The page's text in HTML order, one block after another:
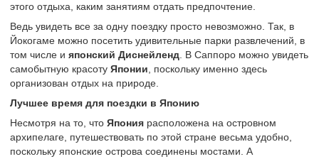
этого отдыха, каким занятиям отдать предпочтение.
Ведь увидеть все за одну поездку просто невозможно. Так, в
Йокогаме можно посетить удивительные парки развлечений, в
том числе и японский Диснейленд . В Саппоро можно увидеть
самобытную красоту Японии , поскольку именно здесь
организован отдых на природе.
Лучшее время для поездки в Японию
Несмотря на то, что Япония расположена на островном
архипелаге, путешествовать по этой стране весьма удобно,
поскольку японские острова соединены мостами. А